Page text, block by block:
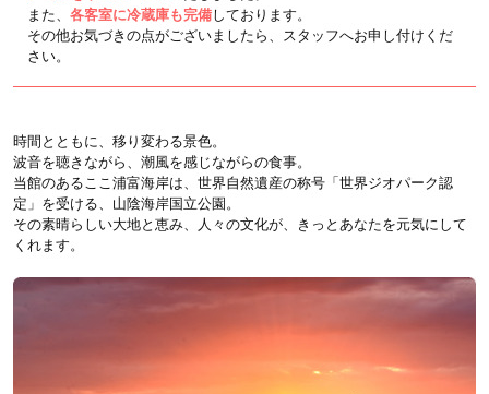
また、 各客室に冷蔵庫も完備しております。
その他お気づきの点がございましたら、スタッフへお申し付けくだ
さい。
時間とともに、移り変わる景色。
波音を聴きながら、潮風を感じながらの食事。
当館のあるここ浦富海岸は、世界自然遺産の称号「世界ジオパーク認
定」を受ける、山陰海岸国立公園。
その素晴らしい大地と恵み、人々の文化が、きっとあなたを元気にして
くれます。